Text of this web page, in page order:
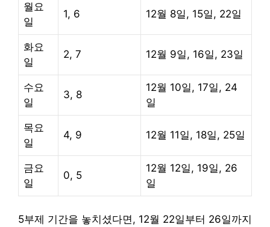
월요
일
1, 6 12월 8일, 15일, 22일
화요
일
2, 7 12월 9일, 16일, 23일
수요
일
3, 8
12월 10일, 17일, 24
일
목요
일
4, 9 12월 11일, 18일, 25일
금요
일
0, 5
12월 12일, 19일, 26
일
5부제 기간을 놓치셨다면, 12월 22일부터 26일까지